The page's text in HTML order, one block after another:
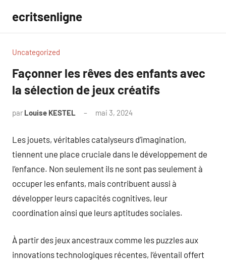
contenu
ecritsenligne
Uncategorized
Façonner les rêves des enfants avec
la sélection de jeux créatifs
par Louise KESTEL mai 3, 2024
Les jouets, véritables catalyseurs d’imagination,
tiennent une place cruciale dans le développement de
l’enfance. Non seulement ils ne sont pas seulement à
occuper les enfants, mais contribuent aussi à
développer leurs capacités cognitives, leur
coordination ainsi que leurs aptitudes sociales.
À partir des jeux ancestraux comme les puzzles aux
innovations technologiques récentes, l’éventail offert